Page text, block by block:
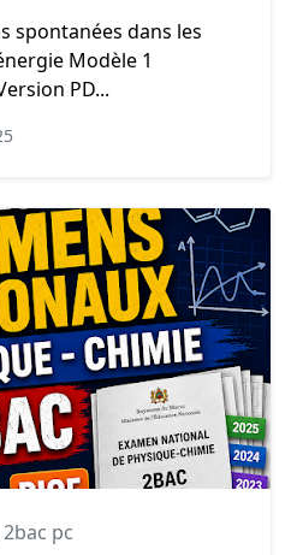
spontanées dans les
Modèle 1
PD...
2bac pc